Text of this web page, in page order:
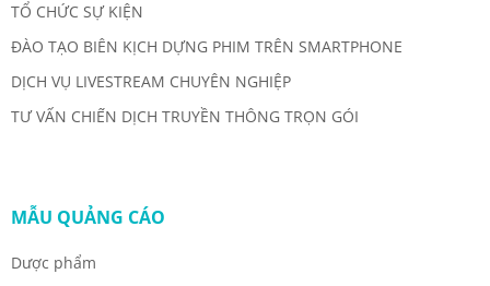
TỔ CHỨC SỰ KIỆN
ĐÀO TẠO BIÊN KỊCH DỰNG PHIM TRÊN SMARTPHONE
DỊCH VỤ LIVESTREAM CHUYÊN NGHIỆP
TƯ VẤN CHIẾN DỊCH TRUYỀN THÔNG TRỌN GÓI
MẪU QUẢNG CÁO
Dược phẩm